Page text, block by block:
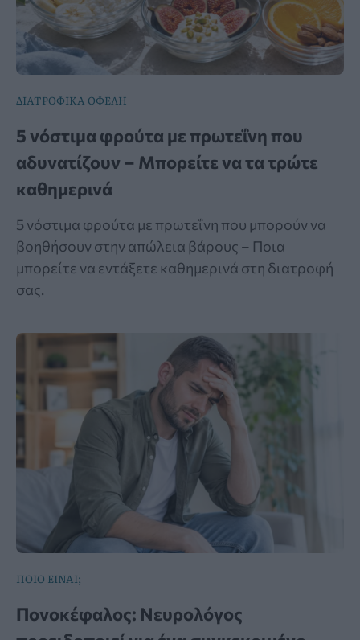
ΔΙΑΤΡΟΦΙΚΑ ΟΦΕΛΗ
5 νόστιμα φρούτα με πρωτεΐνη που
αδυνατίζουν – Μπορείτε να τα τρώτε
καθημερινά
5 νόστιμα φρούτα με πρωτεΐνη που μπορούν να
βοηθήσουν στην απώλεια βάρους – Ποια
μπορείτε να εντάξετε καθημερινά στη διατροφή
σας.
ΠΟΙΟ ΕΙΝΑΙ;
Πονοκέφαλος: Νευρολόγος